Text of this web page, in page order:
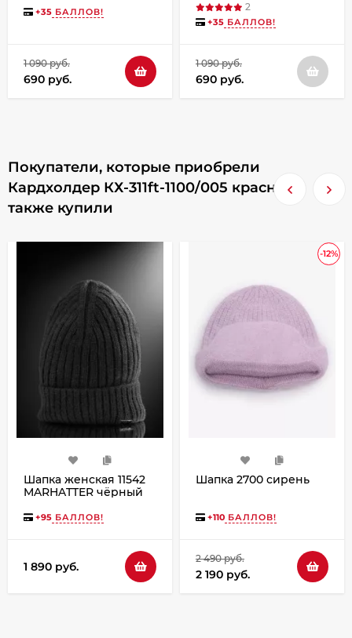
+35 БАЛЛОВ!
1 090 руб.
690 руб.
2
+35 БАЛЛОВ!
1 090 руб.
690 руб.
Покупатели, которые приобрели
Кардхолдер КХ-311ft-1100/005 красный,
также купили
Шапка женская 11542
MARHATTER чёрный
+95 БАЛЛОВ!
1 890 руб.
-12%
Шапка 2700 сирень
+110 БАЛЛОВ!
2 490 руб.
2 190 руб.